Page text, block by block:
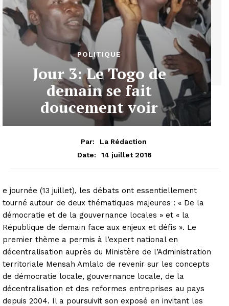
POLITIQUE
Jour 3: Le Togo de
demain se fait
doucement voir
Par:
La Rédaction
Date:
14 juillet 2016
e journée (13 juillet), les débats ont essentiellement
tourné autour de deux thématiques majeures : « De la
démocratie et de la gouvernance locales » et « la
République de demain face aux enjeux et défis ». Le
premier thème a permis à l’expert national en
décentralisation auprès du Ministère de l’Administration
territoriale Mensah Amlalo de revenir sur les concepts
de démocratie locale, gouvernance locale, de la
décentralisation et des reformes entreprises au pays
depuis 2004. Il a poursuivit son exposé en invitant les